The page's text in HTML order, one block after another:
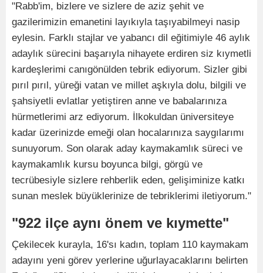
"Rabb'im, bizlere ve sizlere de aziz şehit ve
gazilerimizin emanetini layıkıyla taşıyabilmeyi nasip
eylesin. Farklı stajlar ve yabancı dil eğitimiyle 46 aylık
adaylık sürecini başarıyla nihayete erdiren siz kıymetli
kardeşlerimi canıgönülden tebrik ediyorum. Sizler gibi
pırıl pırıl, yüreği vatan ve millet aşkıyla dolu, bilgili ve
şahsiyetli evlatlar yetiştiren anne ve babalarınıza
hürmetlerimi arz ediyorum. İlkokuldan üniversiteye
kadar üzerinizde emeği olan hocalarınıza saygılarımı
sunuyorum. Son olarak aday kaymakamlık süreci ve
kaymakamlık kursu boyunca bilgi, görgü ve
tecrübesiyle sizlere rehberlik eden, gelişiminize katkı
sunan meslek büyüklerinize de tebriklerimi iletiyorum."
"922 ilçe aynı önem ve kıymette"
Çekilecek kurayla, 16'sı kadın, toplam 110 kaymakam
adayını yeni görev yerlerine uğurlayacaklarını belirten